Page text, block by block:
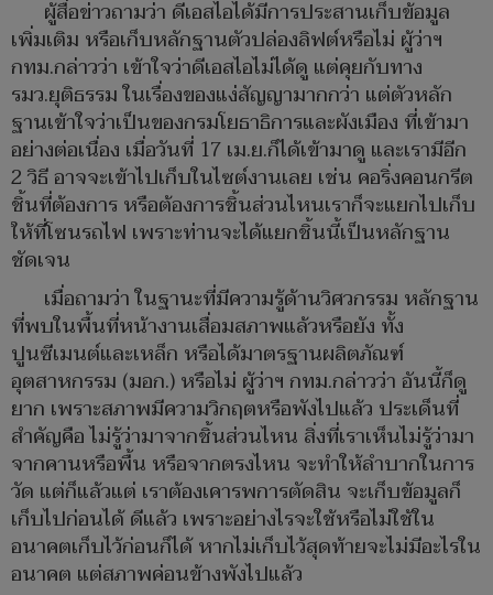
ผู้สื่อข่าวถามว่า ดีเอสไอได้มีการประสานเก็บข้อมูล
เพิ่มเติม หรือเก็บหลักฐานตัวปล่องลิฟต์หรือไม่ ผู้ว่าฯ
กทม.กล่าวว่า เข้าใจว่าดีเอสไอไม่ได้ดู แต่คุยกับทาง
รมว.ยุติธรรม ในเรื่องของแง่สัญญามากกว่า แต่ตัวหลัก
ฐานเข้าใจว่าเป็นของกรมโยธาธิการและผังเมือง ที่เข้ามา
อย่างต่อเนื่อง เมื่อวันที่ 17 เม.ย.ก็ได้เข้ามาดู และเรามีอีก
2 วิธี อาจจะเข้าไปเก็บในไซต์งานเลย เช่น คอริ่งคอนกรีต
ชิ้นที่ต้องการ หรือต้องการชิ้นส่วนไหนเราก็จะแยกไปเก็บ
ให้ที่โซนรถไฟ เพราะท่านจะได้แยกชิ้นนี้เป็นหลักฐาน
ชัดเจน
เมื่อถามว่า ในฐานะที่มีความรู้ด้านวิศวกรรม หลักฐาน
ที่พบในพื้นที่หน้างานเสื่อมสภาพแล้วหรือยัง ทั้ง
ปูนซีเมนต์และเหล็ก หรือได้มาตรฐานผลิตภัณฑ์
อุตสาหกรรม (มอก.) หรือไม่ ผู้ว่าฯ กทม.กล่าวว่า อันนี้ก็ดู
ยาก เพราะสภาพมีความวิกฤตหรือพังไปแล้ว ประเด็นที่
สำคัญคือ ไม่รู้ว่ามาจากชิ้นส่วนไหน สิ่งที่เราเห็นไม่รู้ว่ามา
จากคานหรือพื้น หรือจากตรงไหน จะทำให้ลำบากในการ
วัด แต่ก็แล้วแต่ เราต้องเคารพการตัดสิน จะเก็บข้อมูลก็
เก็บไปก่อนได้ ดีแล้ว เพราะอย่างไรจะใช้หรือไม่ใช้ใน
อนาคตเก็บไว้ก่อนก็ได้ หากไม่เก็บไว้สุดท้ายจะไม่มีอะไรใน
อนาคต แต่สภาพค่อนข้างพังไปแล้ว